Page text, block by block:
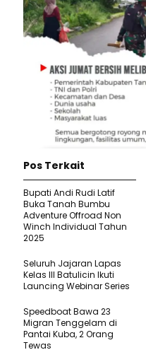
Pos Terkait
Bupati Andi Rudi Latif
Buka Tanah Bumbu
Adventure Offroad Non
Winch Individual Tahun
2025
Seluruh Jajaran Lapas
Kelas III Batulicin Ikuti
Launcing Webinar Series
Speedboat Bawa 23
Migran Tenggelam di
Pantai Kuba, 2 Orang
Tewas